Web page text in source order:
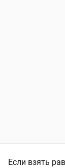
Если взять